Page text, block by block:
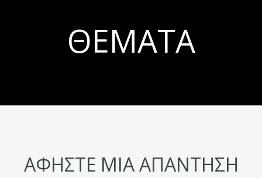
ΘΈΜΑΤΑ
ΑΦΉΣΤΕ ΜΙΑ ΑΠΆΝΤΗΣΗ